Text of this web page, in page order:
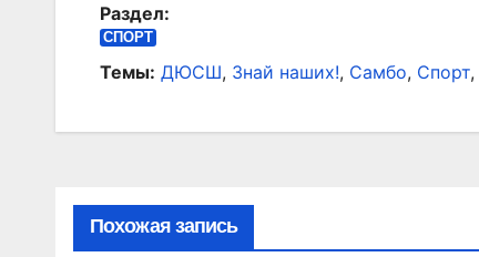
записям
Раздел:
СПОРТ
Темы: ДЮСШ, Знай наших!, Самбо, Спорт,
Похожая запись